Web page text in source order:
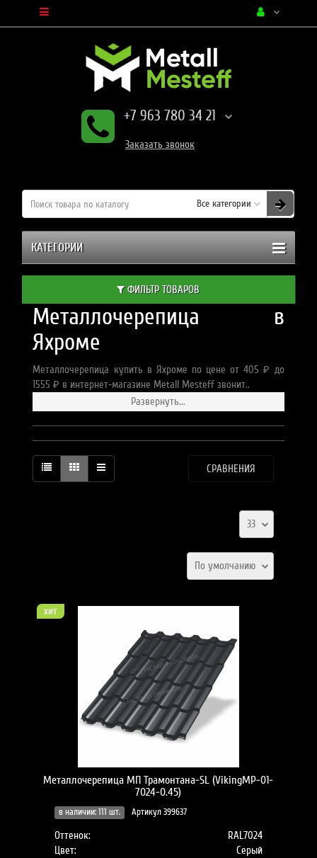
+7 963 780 34 21
Заказать звонок
Все категории
КАТЕГОРИИ
ФИЛЬТР ТОВАРОВ
Металлочерепица в
Яхроме
Металлочерепица купить в Яхроме по цене от 405 ₽ до
1555 ₽ в интернет-магазине Metall Mesteff звонит..
Развернуть...
СРАВНЕНИЯ
33
По умолчанию
хит
Металлочерепица МП Трамонтана-SL (VikingMP-01-
7024-0.45)
в наличии: 111 шт. Артикул 399637
Оттенок:
RAL7024
Цвет:
Серый